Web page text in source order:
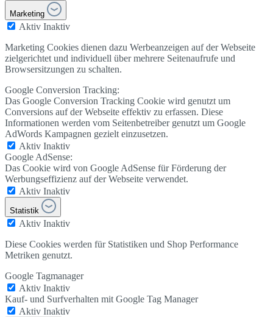
Marketing
Aktiv Inaktiv
Marketing Cookies dienen dazu Werbeanzeigen auf der Webseite
zielgerichtet und individuell über mehrere Seitenaufrufe und
Browsersitzungen zu schalten.
Google Conversion Tracking:
Das Google Conversion Tracking Cookie wird genutzt um
Conversions auf der Webseite effektiv zu erfassen. Diese
Informationen werden vom Seitenbetreiber genutzt um Google
AdWords Kampagnen gezielt einzusetzen.
Aktiv Inaktiv
Google AdSense:
Das Cookie wird von Google AdSense für Förderung der
Werbungseffizienz auf der Webseite verwendet.
Aktiv Inaktiv
Statistik
Aktiv Inaktiv
Diese Cookies werden für Statistiken und Shop Performance
Metriken genutzt.
Google Tagmanager
Aktiv Inaktiv
Kauf- und Surfverhalten mit Google Tag Manager
Aktiv Inaktiv